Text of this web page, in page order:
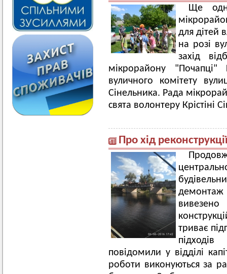
Ще
для дітей
на розі
захід
мікрорайону
вуличного комітету
Сінельника. Рада
свята волонтеру Крістіні
Про хід
демонтаж
триває
повідомили у відділі
роботи виконуються за